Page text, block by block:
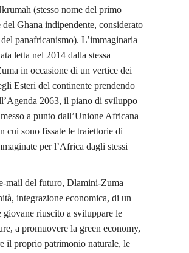
(stesso nome del primo
del Ghana indipendente, considerato
panafricanismo). L’immaginaria
letta nel 2014 dalla stessa
in occasione di un vertice dei
Esteri del continente prendendo
2063, il piano di sviluppo
a punto dall’Unione Africana
cui sono fissate le traiettorie di
per l’Africa dagli stessi
mail del futuro, Dlamini-Zuma
integrazione economica, di un
giovane riuscito a sviluppare le
a promuovere la green economy,
il proprio patrimonio naturale, le